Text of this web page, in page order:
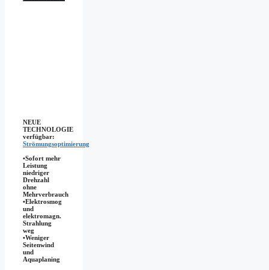
NEUE
TECHNOLOGIE
verfügbar:
Strömungsoptimierung
•Sofort mehr
Leistung
niedriger
Drehzahl
ohne
Mehrverbrauch
•Elektrosmog
und
elektromagn.
Strahlung
weg
•​Weniger
Seitenwind
und
Aquaplaning